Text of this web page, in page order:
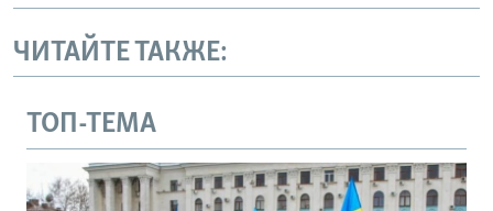
ЧИТАЙТЕ ТАКЖЕ:
ТОП-ТЕМА